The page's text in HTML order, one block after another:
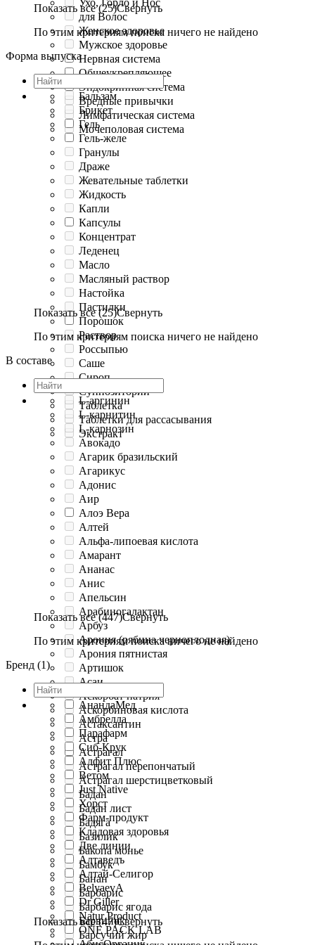
для Волос
Женское здоровье
Мужское здоровье
Нервная система
Общеукрепляющее
Эндокринная система
Вредные привычки
Лимфатическая система
Мочеполовая система
Показать все (25)Свернуть
По этим критериям поиска ничего не найдено
Форма выпуска
Бальзам
Брикет
Гель
Гель-желе
Гранулы
Драже
Жевательные таблетки
Жидкость
Капли
Капсулы
Концентрат
Леденец
Масло
Масляный раствор
Настойка
Пастилки
Порошок
Раствор
Россыпью
Саше
Сироп
Суппозитории
Таблетка
Таблетки для рассасывания
Экстракт
Показать все (25)Свернуть
По этим критериям поиска ничего не найдено
В составе
L-аргинин
L-карнитин
L-карнозин
Авокадо
Агарик бразильский
Агарикус
Адонис
Аир
Алоэ Вера
Алтей
Альфа-липоевая кислота
Амарант
Ананас
Анис
Апельсин
Арабиногалактан
Арбуз
Арония (рябина черноплодная)
Арония пятнистая
Артишок
Асаи
Аскорбат натрия
Аскорбиновая кислота
Астаксантин
Астра
Астрагал
Астрагал перепончатый
Астрагал шерстицветковый
Бадан
Бадан лист
Бадяга
Базилик
Бакопа монье
Бамбук
Банан
Барбарис
Барбарис ягода
Барвинок
Барсучий жир
Показать все (447)Свернуть
По этим критериям поиска ничего не найдено
Бренд (1)
АнандаМед
Амбрелла
Парафарм
Сиб-Крук
Алфит Плюс
Ветом
Just Native
Хорст
Фарм-продукт
Кладовая здоровья
Две линии
Алтаведъ
Алтай-Селигор
BelyaevA
Dr Giller
Natur Product
ONE PACK LAB
Показать все (47)Свернуть